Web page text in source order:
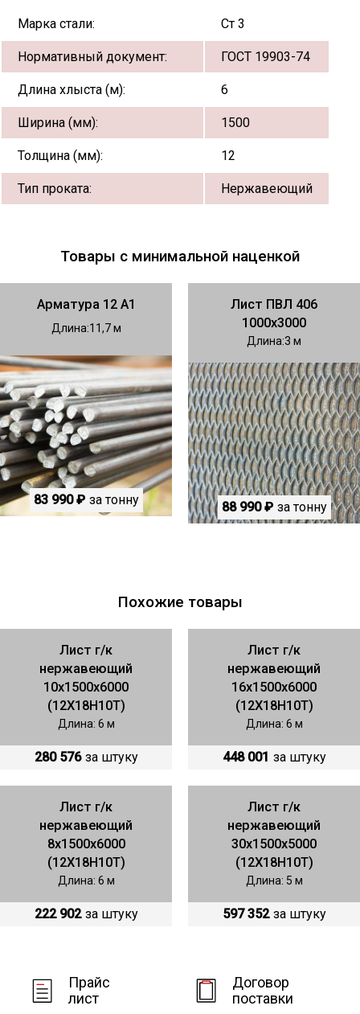
Марка стали: Ст 3
Нормативный документ: ГОСТ 19903-74
Длина хлыста (м): 6
Ширина (мм): 1500
Толщина (мм): 12
Тип проката: Нержавеющий
Товары с минимальной наценкой
Арматура 12 А1
Длина 11,7
83 990 ₽ за тонну
Лист ПВЛ 406
1000х3000
Длина 3
88 990 ₽ за тонну
Похожие товары
Лист г/к
нержавеющий
10х1500х6000
(12Х18Н10Т)
Длина: 6 м
280 576 за штуку
Лист г/к
нержавеющий
16х1500х6000
(12Х18Н10Т)
Длина: 6 м
448 001 за штуку
Лист г/к
нержавеющий
8х1500х6000
(12Х18Н10Т)
Длина: 6 м
222 902 за штуку
Лист г/к
нержавеющий
30х1500х5000
(12Х18Н10Т)
Длина: 5 м
597 352 за штуку
Прайс
лист
Договор
поставки